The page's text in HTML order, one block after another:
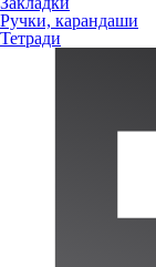
Ручки, карандаши
Тетради